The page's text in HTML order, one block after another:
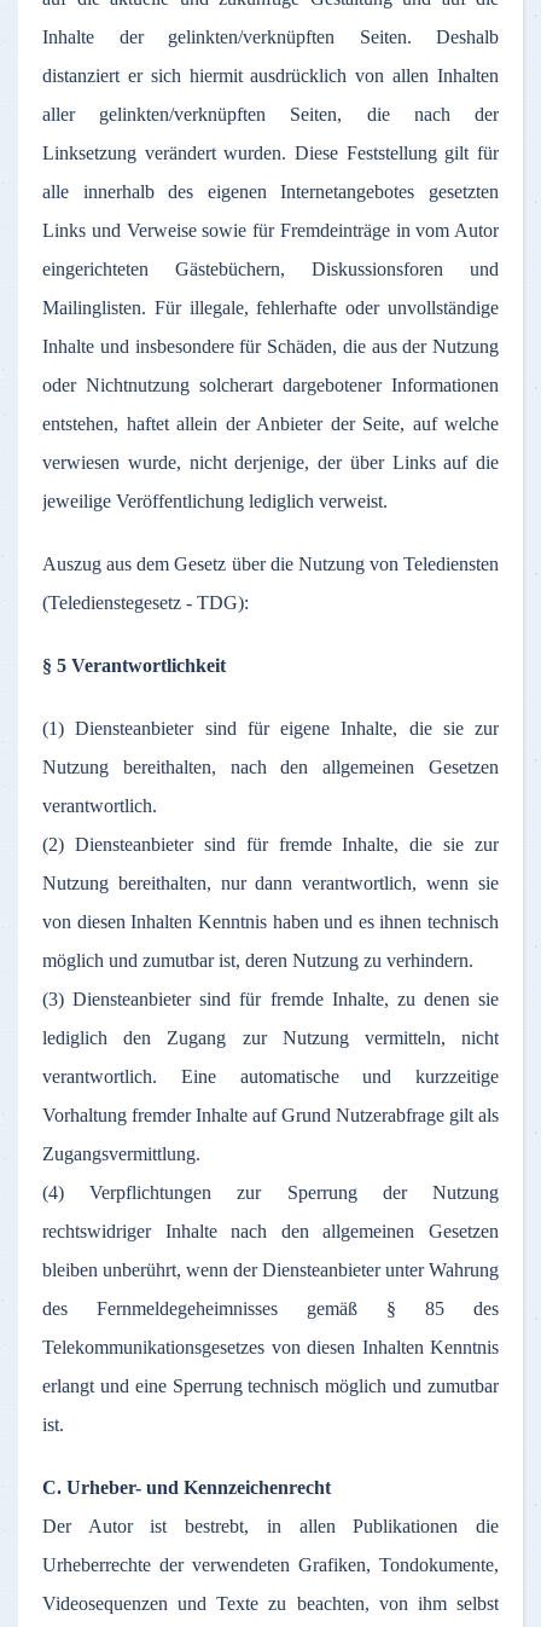
Inhalte
der gelinkten/verknüpften Seiten. Deshalb
distanziert er sich hiermit ausdrücklich vonallen Inhalten
aller
gelinkten/verknüpften Seiten, die nach
der
Linksetzung verändert wurden.Diese Feststellunggiltfür
alle
innerhalbdes eigenen Internetangebotes
gesetzten
Links und Verweise sowie für Fremdeinträgeinvom Autor
eingerichteten
Gästebüchern, Diskussionsforen und
Mailinglisten. Für illegale,fehlerhafte oder unvollständige
Inhalte und insbesondere für Schäden, die aus der Nutzung
oder Nichtnutzung solcherart dargebotener Informationen
entstehen, haftet allein der Anbieter der Seite, auf welche
verwiesen wurde, nicht derjenige, der überLinksaufdie
jeweilige Veröffentlichung lediglich verweist.
Auszug aus dem Gesetz über die Nutzung von Telediensten
(Teledienstegesetz - TDG):
§ 5 Verantwortlichkeit
(1) Diensteanbieter sind für eigene Inhalte, die sie zur
Nutzung bereithalten, nach den allgemeinen Gesetzen
verantwortlich.
(2) Diensteanbieter sind für fremde Inhalte, die sie zur
Nutzung bereithalten, nur dann verantwortlich, wenn sie
von diesen Inhalten Kenntnis haben und es ihnen technisch
möglich und zumutbar ist, deren Nutzung zu verhindern.
(3) Diensteanbieter sind für fremde Inhalte, zu denen sie
lediglich den Zugang zur Nutzung vermitteln, nicht
verantwortlich. Eine automatische und kurzzeitige
Vorhaltung fremder Inhalte auf Grund Nutzerabfrage gilt als
Zugangsvermittlung.
(4) Verpflichtungen zur Sperrung der Nutzung
rechtswidriger Inhalte nach den allgemeinen Gesetzen
bleiben unberührt, wenn der Diensteanbieter unter Wahrung
des Fernmeldegeheimnisses gemäß § 85 des
Telekommunikationsgesetzes von diesen Inhalten Kenntnis
erlangt und eine Sperrung technisch möglich und zumutbar
ist.
C. Urheber- und Kennzeichenrecht
Der Autor ist bestrebt, in allen Publikationen die
Urheberrechte der verwendeten Grafiken, Tondokumente,
Videosequenzen und Texte zu beachten, von ihm selbst